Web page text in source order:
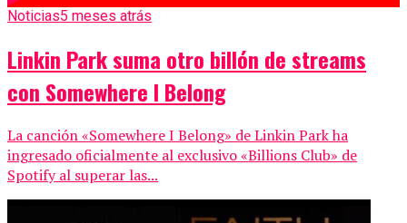
Noticias5 meses atrás
Linkin Park suma otro billón de streams
con Somewhere I Belong
La canción «Somewhere I Belong» de Linkin Park ha
ingresado oficialmente al exclusivo «Billions Club» de
Spotify al superar las...